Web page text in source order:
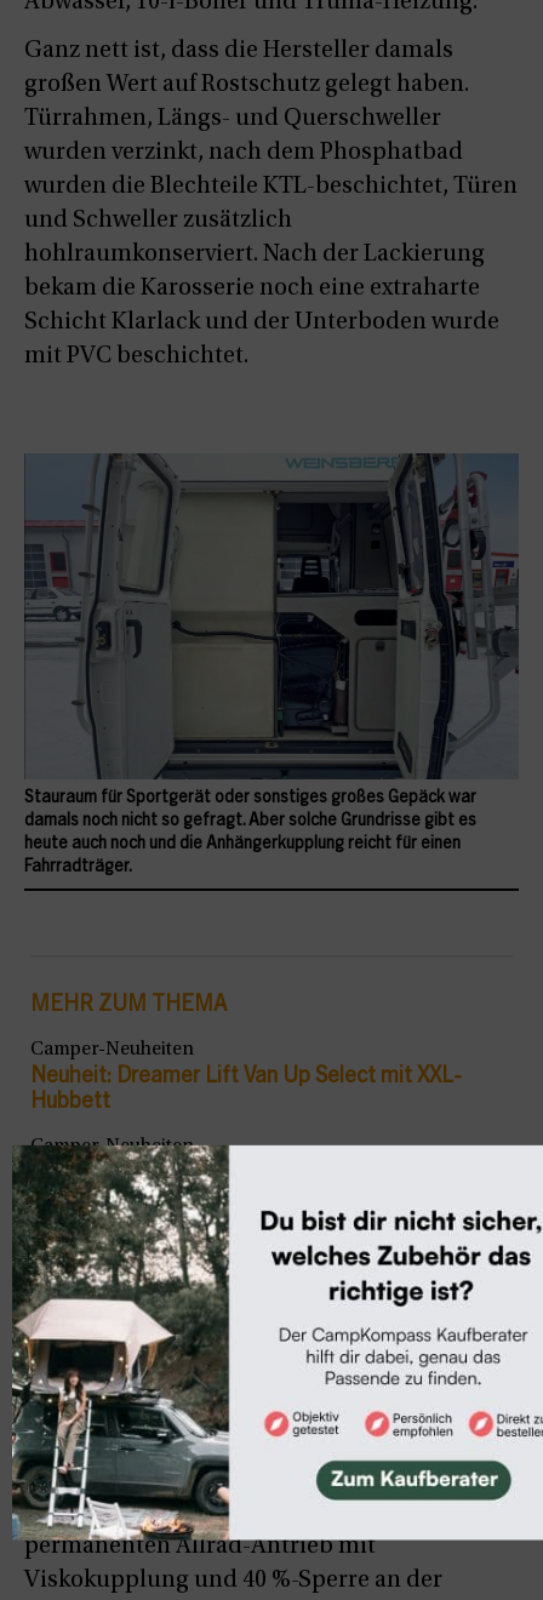
Ganz nett ist, dass die Hersteller damals
großen Wert auf Rostschutz gelegt haben.
Türrahmen, Längs- und Querschweller
wurden verzinkt, nach dem Phosphatbad
wurden die Blechteile KTL-beschichtet, Türen
und Schweller zusätzlich
hohlraumkonserviert. Nach der Lackierung
bekam die Karosserie noch eine extraharte
Schicht Klarlack und der Unterboden wurde
mit PVC beschichtet.
Stauraum für Sportgerät oder sonstiges großes Gepäck war
damals noch nicht so gefragt. Aber solche Grundrisse gibt es
heute auch noch und die Anhängerkupplung reicht für einen
Fahrradträger.
MEHR ZUM THEMA
Camper-Neuheiten
Neuheit: Dreamer Lift Van Up Select mit XXL-
Hubbett
Camper-Neuheiten
Neu: Weinsberg CaraBus Grey Edition Fire
Camper-Neuheiten
Neu: Dreamer Cap Easy Select mit einzigartigem
Raumkonzept (2027)
Spätestens jetzt weiß man, wie man sich in so
einen Oldtimer verlieben kann. Jetzt kommt
natürlich noch das Thema Steyr-Puch dazu.
Der österreichische Hersteller wahrer
Gelände-Ikonen, hat auch für den Fiat einen
permanenten Allrad-Antrieb mit
Viskokupplung und 40 %-Sperre an der